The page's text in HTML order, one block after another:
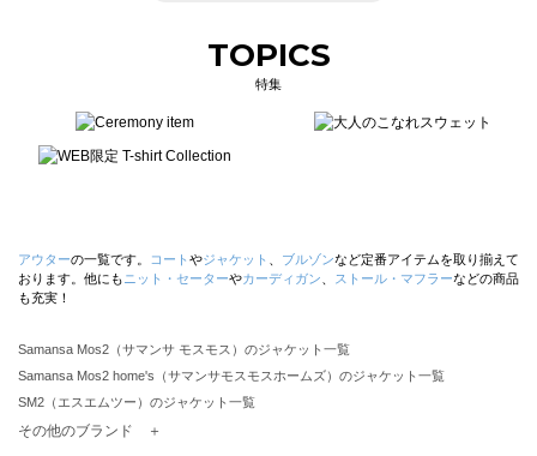
TOPICS
特集
アウターの一覧です。 コート やジャケット ブルゾンなど定番アイテムを取り揃えて
おります。他にも ニット・セーターやカーディガン ストール・マフラーなどの商品
も充実！
Samansa Mos2（サマンサ モスモス）のジャケット一覧
Samansa Mos2 home's（サマンサモスモスホームズ）のジャケット一覧
SM2（エスエムツー）のジャケット一覧
TSUHARU by Samansa Mos2（ツハルバイサマンサモスモス）のジャケット一覧
その他のブランド ＋